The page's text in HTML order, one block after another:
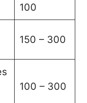
100
150 – 300
100 – 300